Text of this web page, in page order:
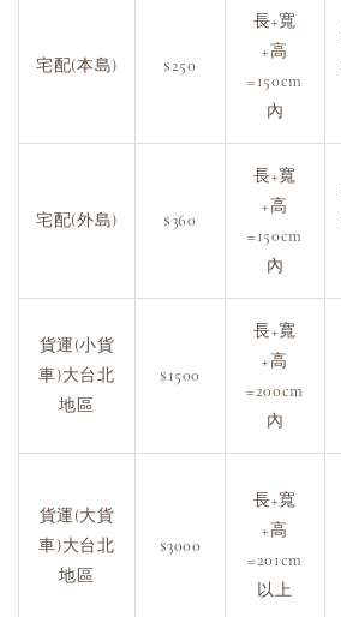
宅配(本島) $250
長+寬
+高
=150cm
內
宅配(外島) $360
長+寬
+高
=150cm
內
貨運(小貨
車)大台北
地區
$1500
長+寬
+高
=200cm
內
貨運(大貨
車)大台北
地區
$3000
長+寬
+高
=201cm
以上